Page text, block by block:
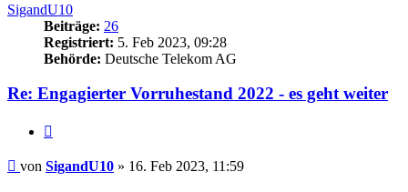
SigandU10
Beiträge: 26
Registriert: 5. Feb 2023, 09:28
Behörde: Deutsche Telekom AG
Re: Engagierter Vorruhestand 2022 - es geht weiter
Beitrag
von SigandU10 » 16. Feb 2023, 11:59